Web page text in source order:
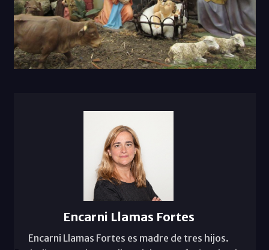
Encarni Llamas Fortes
Encarni Llamas Fortes es madre de tres hijos.